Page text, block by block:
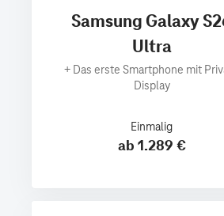
Samsung Galaxy
Ultra
+ Das erste Smartphone mit
Display
Einmalig
ab 1.289 €